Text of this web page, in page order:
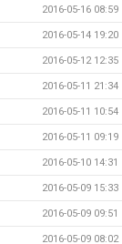
2016-05-16 08:59
2016-05-14 19:20
2016-05-12 12:35
2016-05-11 21:34
2016-05-11 10:54
2016-05-11 09:19
2016-05-10 14:31
2016-05-09 15:33
2016-05-09 09:51
2016-05-09 08:02